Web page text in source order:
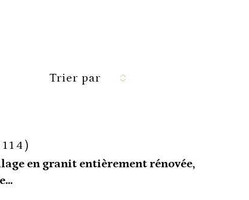
Trier par
en granit entièrement rénovée,